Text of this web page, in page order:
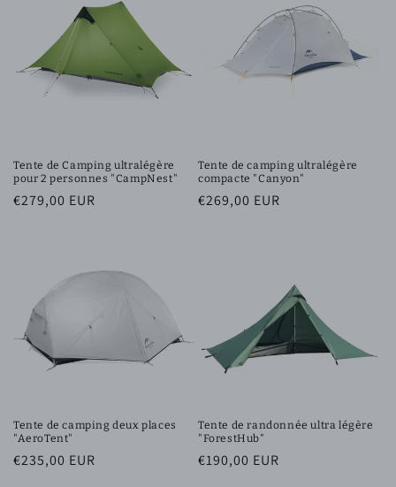
Tente de Camping ultralégère
pour 2 personnes "CampNest"
Prix
€279,00 EUR
Tente de camping ultralégère
compacte "Canyon"
Prix
€269,00 EUR
Tente de camping deux places
"AeroTent"
Prix
€235,00 EUR
Tente de randonnée ultra légère
"ForestHub"
Prix
€190,00 EUR